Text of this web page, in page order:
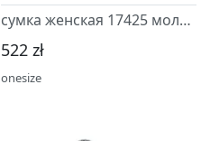
сумка женская 17425 молочный
522 zł
onesize